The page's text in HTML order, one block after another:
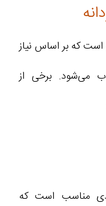
است که بر اساس نیاز
می‌شود. برخی از
مناسب است که